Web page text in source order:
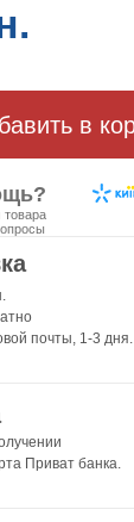
почты, 1-3 дня.
Приват банка.